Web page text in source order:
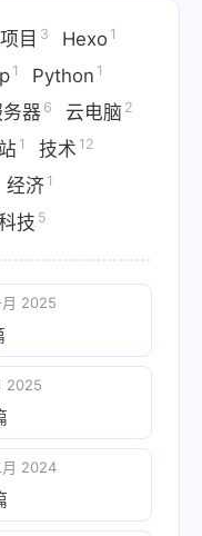
目 3 Hexo 1
1 Python 1
器 6 云电脑 2
1 技术 12
经济 1
技 5
月 2025
2025
月 2024